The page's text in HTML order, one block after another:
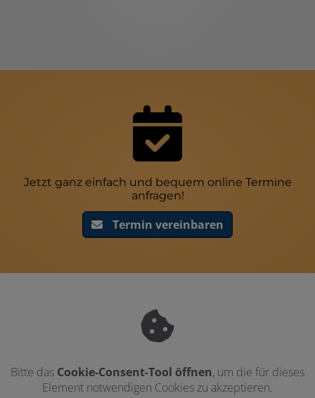
Jetzt ganz einfach und bequem online Termine
anfragen!
Termin vereinbaren
Bitte das Cookie-Consent-Tool öffnen, um die für dieses
Element notwendigen Cookies zu akzeptieren.